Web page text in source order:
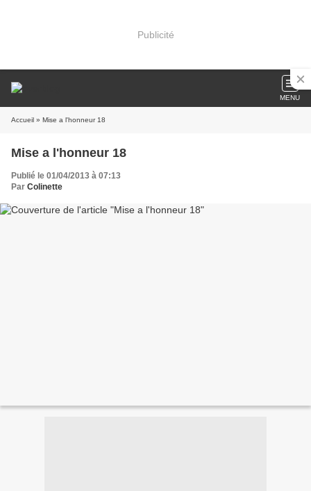
Publicité
MENU
Accueil » Mise a l'honneur 18
Mise a l'honneur 18
Publié le 01/04/2013 à 07:13
Par Colinette